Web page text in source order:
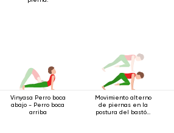
Vinyasa Perro boca
abajo - Perro boca
arriba
Movimiento alterno
de piernas en la
postura del bastón